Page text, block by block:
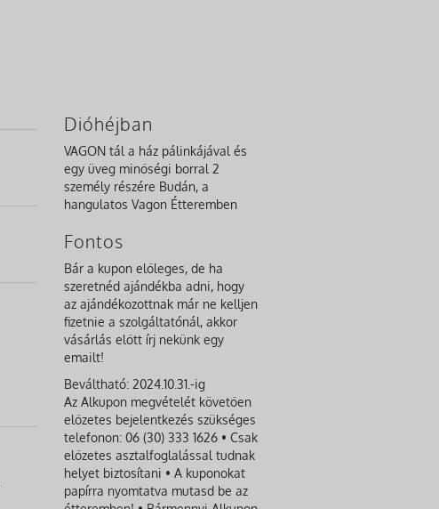
Dióhéjban
VAGON tál a ház pálinkájával és
egy üveg minőségi borral 2
személy részére Budán, a
hangulatos Vagon Étteremben
Fontos
Bár a kupon előleges, de ha
szeretnéd ajándékba adni, hogy
az ajándékozottnak már ne kelljen
fizetnie a szolgáltatónál, akkor
vásárlás előtt írj nekünk egy
emailt!
Beváltható: 2024.10.31.-ig
Az Alkupon megvételét követően
előzetes bejelentkezés szükséges
telefonon: 06 (30) 333 1626 • Csak
előzetes asztalfoglalással tudnak
helyet biztosítani • A kuponokat
papírra nyomtatva mutasd be az